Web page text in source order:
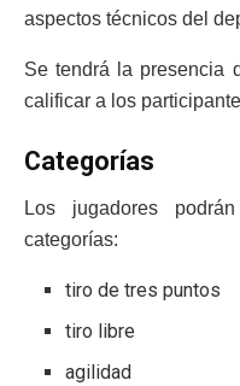
aspectos técnicos del
Se tendrá la presencia
calificar a los
Categorías
Los jugadores
categorías:
tiro de tres puntos
tiro libre
agilidad